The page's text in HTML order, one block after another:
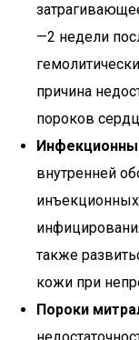
—2 недели
причина
пороков
внутренней
также
кожи при
Пороки